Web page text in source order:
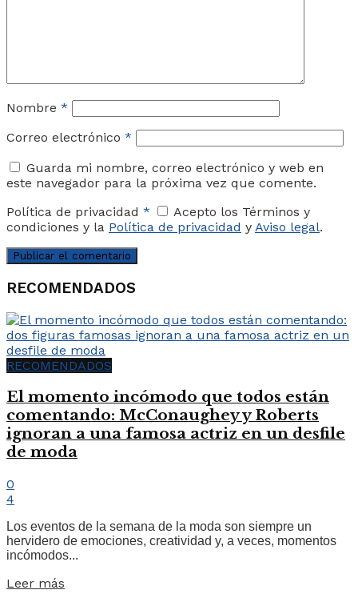
Nombre *
Correo electrónico *
Guarda mi nombre, correo electrónico y web en
este navegador para la próxima vez que comente.
Política de privacidad *
Acepto los Términos y
condiciones y la Política de privacidad y Aviso legal.
RECOMENDADOS
RECOMENDADOS
El momento incómodo que todos están
comentando: McConaughey y Roberts
ignoran a una famosa actriz en un desfile
de moda
0
4
Los eventos de la semana de la moda son siempre un
hervidero de emociones, creatividad y, a veces, momentos
incómodos...
Leer más